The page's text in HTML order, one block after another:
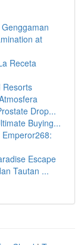
at
Receta
Resorts
Drop...
Buying...
Escape
Tautan ...